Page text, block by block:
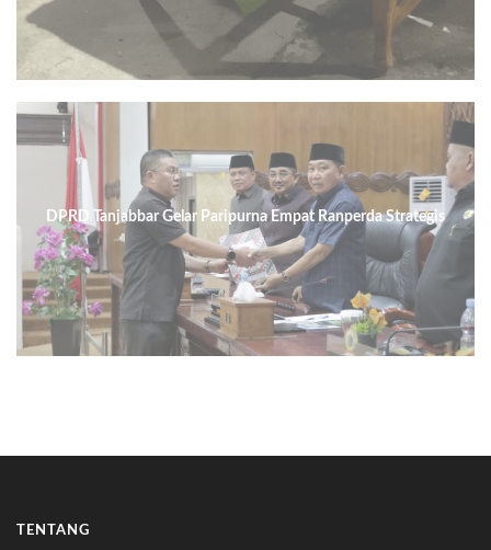
DPRD Tanjabbar Gelar Paripurna Empat Ranperda Strategis
TENTANG